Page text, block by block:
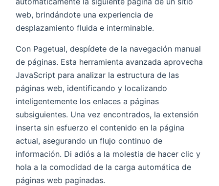
web, brindándote una experiencia de
desplazamiento fluida e interminable.
Con Pagetual, despídete de la navegación manual
de páginas. Esta herramienta avanzada aprovecha
JavaScript para analizar la estructura de las
páginas web, identificando y localizando
inteligentemente los enlaces a páginas
subsiguientes. Una vez encontrados, la extensión
inserta sin esfuerzo el contenido en la página
actual, asegurando un flujo continuo de
información. Di adiós a la molestia de hacer clic y
hola a la comodidad de la carga automática de
páginas web paginadas.